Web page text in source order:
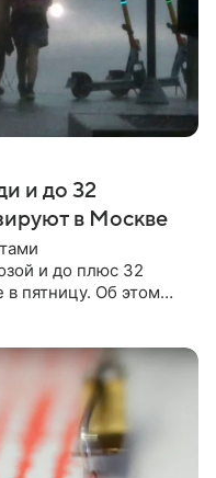
и до 32
в Москве
и до плюс 32
в пятницу. Об этом